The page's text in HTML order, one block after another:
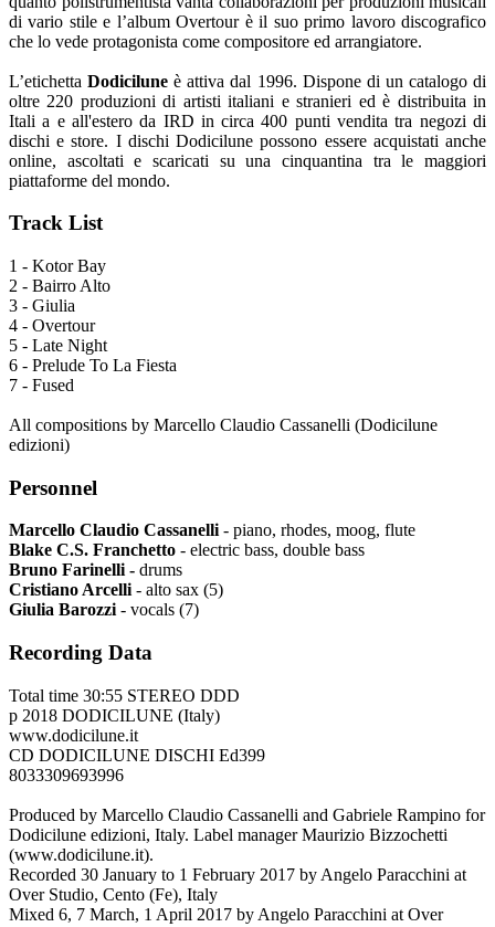
di vario stile e l’album Overtour è il suo primo lavoro discografico
che lo vede protagonista come compositore ed arrangiatore.
L’etichettaDodicilune è attiva dal 1996. Dispone di un catalogo di
oltre 220 produzioni di artisti italiani e stranieri ed è distribuita in
Itali a e all'estero da IRD in circa 400 punti vendita tra negozi di
dischi e store. I dischi Dodicilune possono essere acquistati anche
online, ascoltati e scaricati su una cinquantina tra le maggiori
piattaforme del mondo.
Track List
1 - Kotor Bay
2 - Bairro Alto
3 - Giulia
4 - Overtour
5 - Late Night
6 - Prelude To La Fiesta
7 - Fused
All compositions by Marcello Claudio Cassanelli (Dodicilune
edizioni)
Personnel
Marcello Claudio Cassanelli- piano, rhodes, moog, flute
Blake C.S. Franchetto - electric bass, double bass
Bruno Farinelli - drums
Cristiano Arcelli- alto sax (5)
Giulia Barozzi- vocals (7)
Recording Data
Total time 30:55 STEREO DDD
p 2018 DODICILUNE (Italy)
www.dodicilune.it
CD DODICILUNE DISCHI Ed399
8033309693996
Produced by Marcello Claudio Cassanelli and Gabriele Rampino for
Dodicilune edizioni, Italy. Label manager Maurizio Bizzochetti
(www.dodicilune.it).
Recorded 30 January to 1 February 2017 by Angelo Paracchini at
Over Studio, Cento (Fe), Italy
Mixed 6, 7 March, 1 April 2017 by Angelo Paracchini at Over